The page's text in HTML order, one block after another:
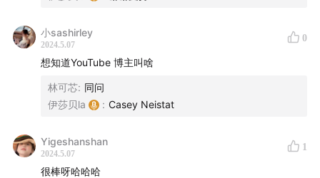
到底有没有商业价值？
也试着演过情侣互动短视频，为什么放弃了？
1:06:17已经五百万粉了，怎么还会有“掉粉焦虑”？ 不止和
别人比，也会和数据最好时候的自己比
小sashirley
2024.5.07
0
想知道YouTube 博主叫啥
林可芯: 同问
伊莎贝la
: Casey Neistat
Yigeshanshan
2024.5.07
1
很棒呀哈哈哈